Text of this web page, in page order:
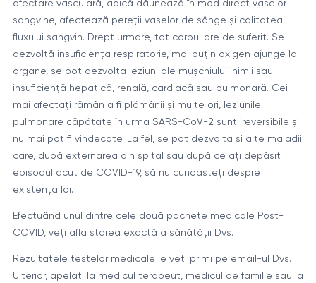
afectare vasculară, adică dăunează în mod direct vaselor
sangvine, afectează pereții vaselor de sânge și calitatea
fluxului sangvin. Drept urmare, tot corpul are de suferit. Se
dezvoltă insuficiența respiratorie, mai puțin oxigen ajunge la
organe, se pot dezvolta leziuni ale mușchiului inimii sau
insuficiență hepatică, renală, cardiacă sau pulmonară. Cei
mai afectați rămân a fi plămânii și multe ori, leziunile
pulmonare căpătate în urma SARS-CoV-2 sunt ireversibile și
nu mai pot fi vindecate. La fel, se pot dezvolta și alte maladii
care, după externarea din spital sau după ce ați depășit
episodul acut de COVID-19, să nu cunoașteți despre
existența lor.
Efectuând unul dintre cele două pachete medicale Post-
COVID, veți afla starea exactă a sănătății Dvs.
Rezultatele testelor medicale le veți primi pe email-ul Dvs.
Ulterior, apelați la medicul terapeut, medicul de familie sau la